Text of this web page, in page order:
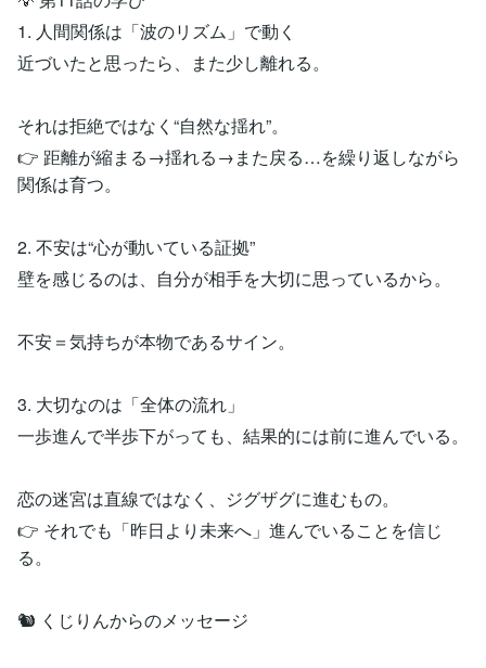
1. 人間関係は「波のリズム」で動く
近づいたと思ったら、また少し離れる。
それは拒絶ではなく“自然な揺れ”。
👉 距離が縮まる→揺れる→また戻る…を繰り返しながら
関係は育つ。
2. 不安は“心が動いている証拠”
壁を感じるのは、自分が相手を大切に思っているから。
不安＝気持ちが本物であるサイン。
3. 大切なのは「全体の流れ」
一歩進んで半歩下がっても、結果的には前に進んでいる。
恋の迷宮は直線ではなく、ジグザグに進むもの。
👉 それでも「昨日より未来へ」進んでいることを信じ
る。
🐿 くじりんからのメッセージ